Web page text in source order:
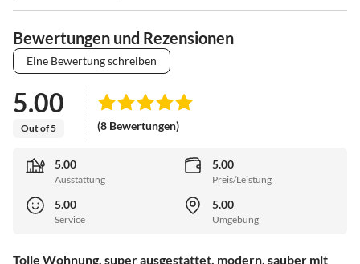
Bewertungen und Rezensionen
Eine Bewertung schreiben
5.00
Out of 5 (8 Bewertungen)
5.00
Ausstattung
5.00
Preis/Leistung
5.00
Service
5.00
Umgebung
Tolle Wohnung, super ausgestattet, modern, sauber mit